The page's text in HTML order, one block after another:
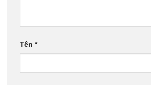
Tên *